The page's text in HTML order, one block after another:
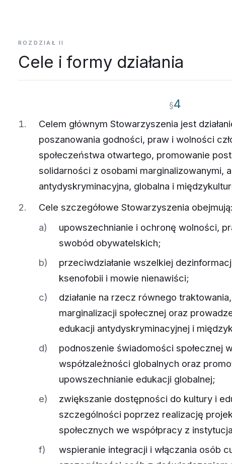
ROZDZIAŁ II
Cele i formy działania
§4
Celem głównym Stowarzyszenia jest
poszanowania godności, praw i wolności
społeczeństwa otwartego, promowanie
solidarności z osobami marginalizowanymi,
antydyskryminacyjna, globalna i
Cele szczegółowe Stowarzyszenia obejmują:
upowszechnianie i ochronę wolności,
swobód obywatelskich;
przeciwdziałanie wszelkiej
ksenofobii i mowie nienawiści;
działanie na rzecz równego
marginalizacji społecznej oraz
edukacji antydyskryminacyjnej i
podnoszenie świadomości społecznej
współzależności globalnych oraz
upowszechnianie edukacji globalnej;
zwiększanie dostępności do kultury i
szczególności poprzez realizację
społecznych we współpracy z
wspieranie integracji i włączania osób